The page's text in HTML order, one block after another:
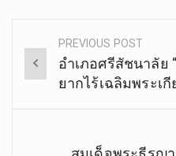
Post
navigation
PREVIOUS POST
อำเภอศรีสัชนาลัย
ยากไร้เฉลิมพระเ